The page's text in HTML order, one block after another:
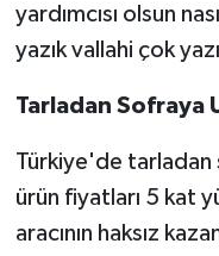
yardımcısı olsun
yazık vallahi çok
Tarladan Sofraya
Türkiye'de tarladan
ürün fiyatları 5 kat
aracının haksız